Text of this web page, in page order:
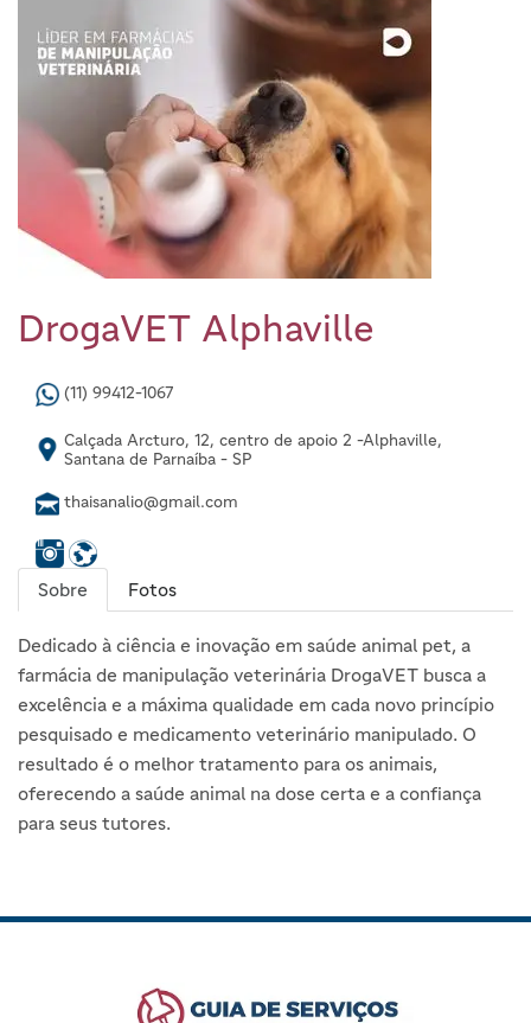
DrogaVET Alphaville
(11) 99412-1067
Calçada Arcturo, 12, centro de apoio 2 -Alphaville,
Santana de Parnaíba - SP
thaisanalio@gmail.com
Sobre Fotos
Dedicado à ciência e inovação em saúde animal pet, a
farmácia de manipulação veterinária DrogaVET busca a
excelência e a máxima qualidade em cada novo princípio
pesquisado e medicamento veterinário manipulado. O
resultado é o melhor tratamento para os animais,
oferecendo a saúde animal na dose certa e a confiança
para seus tutores.